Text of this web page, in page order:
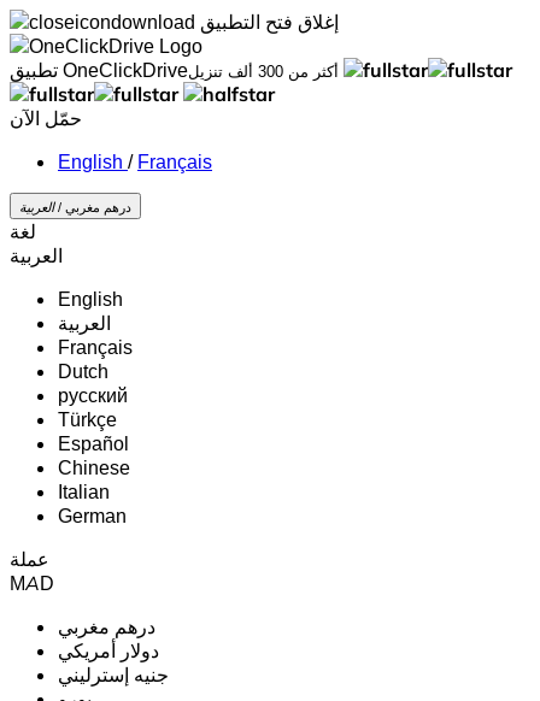
إغلاق فتح التطبيق
تطبيق OneClickDrive
أكثر من 300 ألف تنزيل
حمّل الآن
/ Français
درهم مغربي /‏العربية‏
لغة
‏العربية‏
English
‏العربية‏
Français
Dutch
русский
Türkçe
Español
Chinese
Italian
German
عملة
MAD
درهم مغربي
دولار أمريكي
جنيه إسترليني